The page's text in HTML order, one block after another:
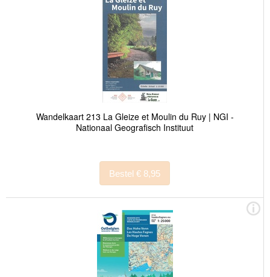
Wandelkaart 213 La Gleize et Moulin du Ruy | NGI -
Nationaal Geografisch Instituut
Bestel € 8,95